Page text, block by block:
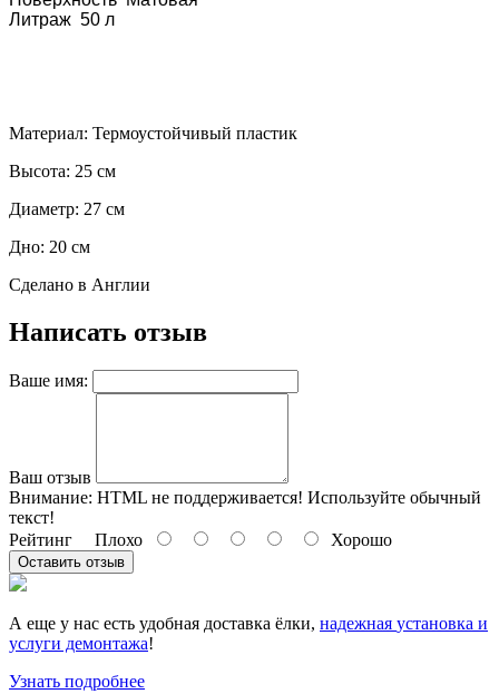
Литраж 50 л
Материал: Термоустойчивый пластик
Высота: 25 см
Диаметр: 27 см
Дно: 20 см
Сделано в Англии
Написать отзыв
Ваше имя:
Ваш отзыв
Внимание: HTML не поддерживается! Используйте обычный
текст!
Рейтинг Плохо Хорошо
Оставить отзыв
А еще у нас есть удобная доставка ёлки, надежная установка и
услуги демонтажа!
Узнать подробнее